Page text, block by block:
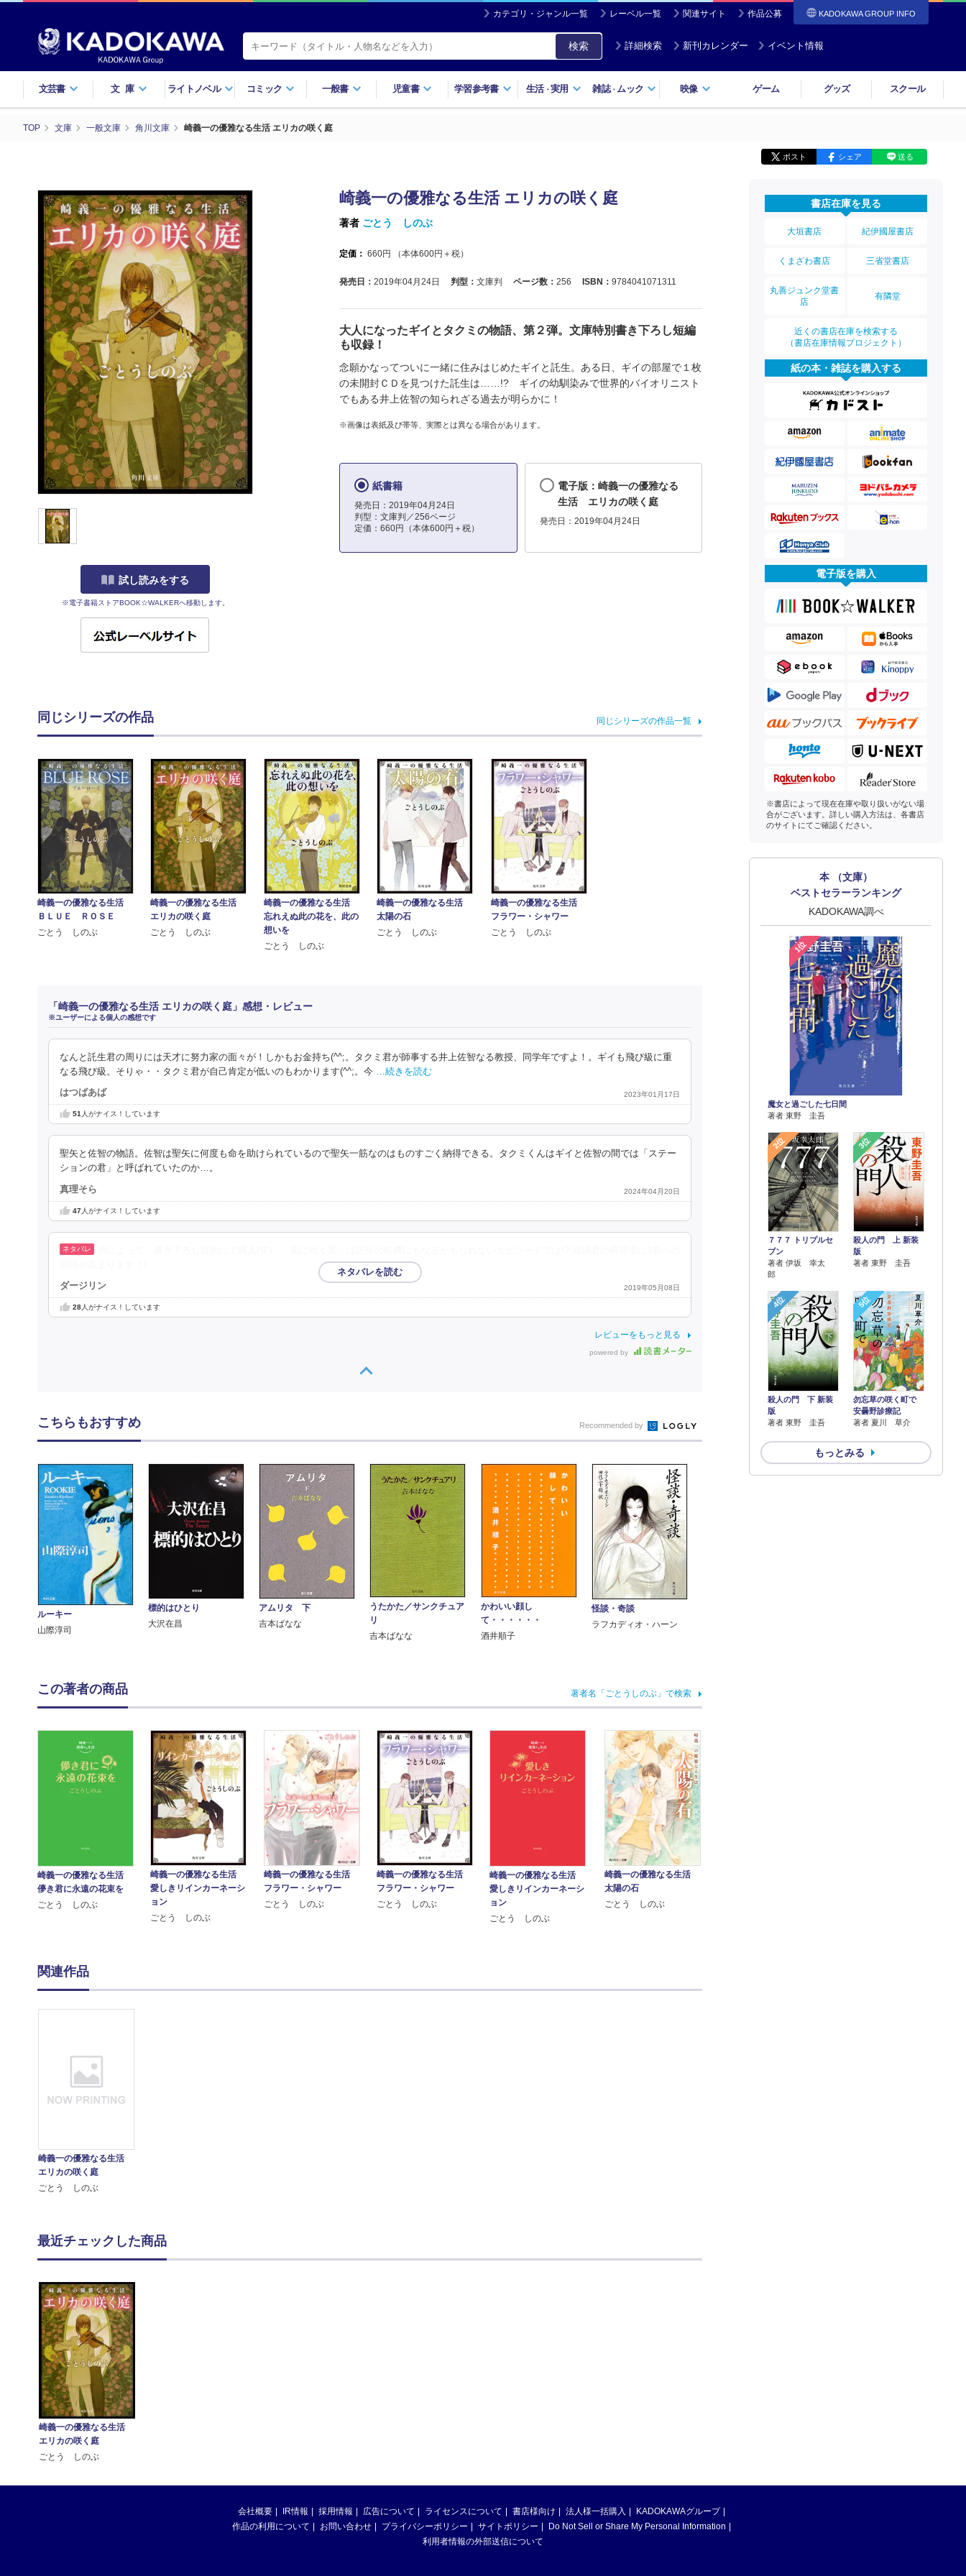
カテゴリ・ジャンル一覧 レーベル一覧 関連サイト 作品公募 KADOKAWA GROUP INFO
検索 詳細検索 新刊カレンダー イベント情報
文芸書 文庫 ライトノベル コミック 一般書 児童書 学習参考書 生活・実用 雑誌・ ムック 映像 ゲーム グッズ スクール
TOP 文庫 一般文庫 角川文庫 崎義一の優雅なる生活 エリカの咲く庭
ポスト シェア 送る
試し読みをする
※電子書籍ストアBOOK☆WALKERへ移動します。
崎義一の優雅なる生活 エリカの咲く庭
著者 ごとう しのぶ
定価： 660円 （本体600円＋税）
発売日： 2019年04月24日 判型： 文庫判 ページ数： 256 ISBN： 9784041071311
大人になったギイとタクミの物語、第２弾。文庫特別書き下ろし短編
も収録！
念願かなってついに一緒に住みはじめたギイと託生。ある日、ギイの部屋で１枚
の未開封ＣＤを見つけた託生は……!? ギイの幼馴染みで世界的バイオリニスト
でもある井上佐智の知られざる過去が明らかに！
※画像は表紙及び帯等、実際とは異なる場合があります。
紙書籍
発売日：2019年04月24日
判型：文庫判／256ページ
定価：660円（本体600円＋税）
電子版：崎義一の優雅なる
生活 エリカの咲く庭
発売日：2019年04月24日
同じシリーズの作品 同じシリーズの作品一覧
崎義一の優雅なる生活
ＢＬＵＥ ＲＯＳＥ
ごとう しのぶ
崎義一の優雅なる生活
エリカの咲く庭
ごとう しのぶ
崎義一の優雅なる生活
忘れえぬ此の花を、此の
想いを
ごとう しのぶ
崎義一の優雅なる生活
太陽の石
ごとう しのぶ
崎義一の優雅なる生活
フラワー・シャワー
ごとう しのぶ
「崎義一の優雅なる生活 エリカの咲く庭」感想・レビュー
※ユーザーによる個人の感想です
なんと託生君の周りには天才に努力家の面々が！しかもお金持ち(^^;。タクミ君が師事する井上佐智なる教授、同学年ですよ！。ギイも飛び級に重
なる飛び級。そりゃ・・タクミ君が自己肯定が低いのもわかります(^^;。今
…続きを読む
はつばあば 2023年01月17日
51人がナイス！しています
聖矢と佐智の物語。佐智は聖矢に何度も命を助けられているので聖矢一筋なのはものすごく納得できる。タクミくんはギイと佐智の間では「ステー
ションの君」と呼ばれていたのか…。
真理そら 2024年04月20日
47人がナイス！しています
ダージリン 2019年05月08日
28人がナイス！しています
レビューをもっと見る
powered by
書店在庫を見る
大垣書店 紀伊國屋書店
くまざわ書店 三省堂書店
丸善ジュンク堂書
店
有隣堂
近くの書店在庫を検索する
（書店在庫情報プロジェクト）
紙の本・雑誌を購入する
電子版を購入
※書店によって現在在庫や取り扱いがない場
合がございます。詳しい購入方法は、各書店
のサイトにてご確認ください。
本 （文庫）
ベストセラーランキング
KADOKAWA調べ
1位
魔女と過ごした七日間
著者 東野 圭吾
2位
７７７ トリプルセ
ブン
著者 伊坂 幸太
郎
3位
殺人の門 上 新装
版
著者 東野 圭吾
4位
殺人の門 下 新装
版
著者 東野 圭吾
5位
勿忘草の咲く町で
安曇野診療記
著者 夏川 草介
もっとみる
こちらもおすすめ Recommended by
ルーキー
山際淳司
標的はひとり
大沢在昌
アムリタ 下
吉本ばなな
うたかた／サンクチュア
リ
吉本ばなな
かわいい顔し
て・・・・・・
酒井順子
怪談・奇談
ラフカディオ・ハーン
この著者の商品 著者名「ごとうしのぶ」で検索
崎義一の優雅なる生活
儚き君に永遠の花束を
ごとう しのぶ
崎義一の優雅なる生活
愛しきリインカーネーシ
ョン
ごとう しのぶ
崎義一の優雅なる生活
フラワー・シャワー
ごとう しのぶ
崎義一の優雅なる生活
フラワー・シャワー
ごとう しのぶ
崎義一の優雅なる生活
愛しきリインカーネーシ
ョン
ごとう しのぶ
崎義一の優雅なる生活
太陽の石
ごとう しのぶ
関連作品
崎義一の優雅なる生活
エリカの咲く庭
ごとう しのぶ
最近チェックした商品
崎義一の優雅なる生活
エリカの咲く庭
ごとう しのぶ
会社概要 IR情報 採用情報 広告について ライセンスについて 書店様向け 法人様一括購入
KADOKAWAグループ
作品の利用について
お問い合わせ プライバシーポリシー サイトポリシー
Do Not Sell or Share My Personal Information
利用者情報の外部送信について